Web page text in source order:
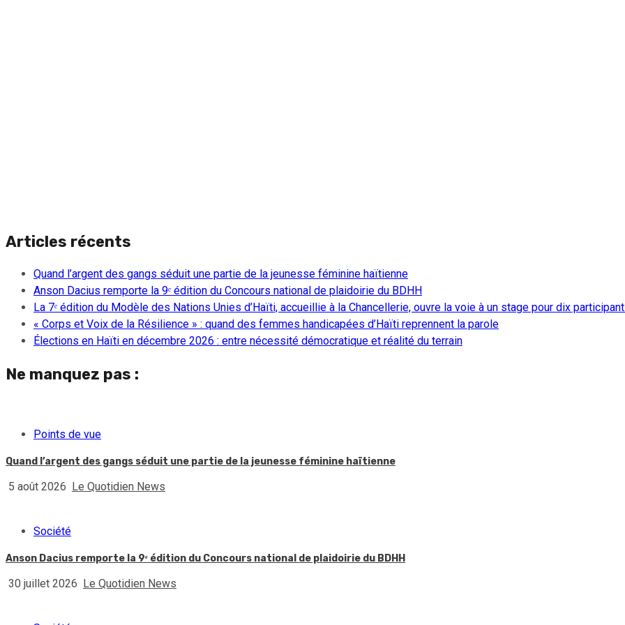
Articles récents
Quand l’argent des gangs séduit une partie de la jeunesse féminine haïtienne
Anson Dacius remporte la 9ᵉ édition du Concours national de plaidoirie du BDHH
La 7ᵉ édition du Modèle des Nations Unies d’Haïti, accueillie à la Chancellerie, ouvre la voie à un stage pour dix
« Corps et Voix de la Résilience » : quand des femmes handicapées d’Haïti reprennent la parole
Élections en Haïti en décembre 2026 : entre nécessité démocratique et réalité du terrain
Ne manquez pas :
Points de vue
Quand l’argent des gangs séduit une partie de la jeunesse féminine haïtienne
5 août 2026 Le Quotidien News
Société
Anson Dacius remporte la 9ᵉ édition du Concours national de plaidoirie du BDHH
30 juillet 2026 Le Quotidien News